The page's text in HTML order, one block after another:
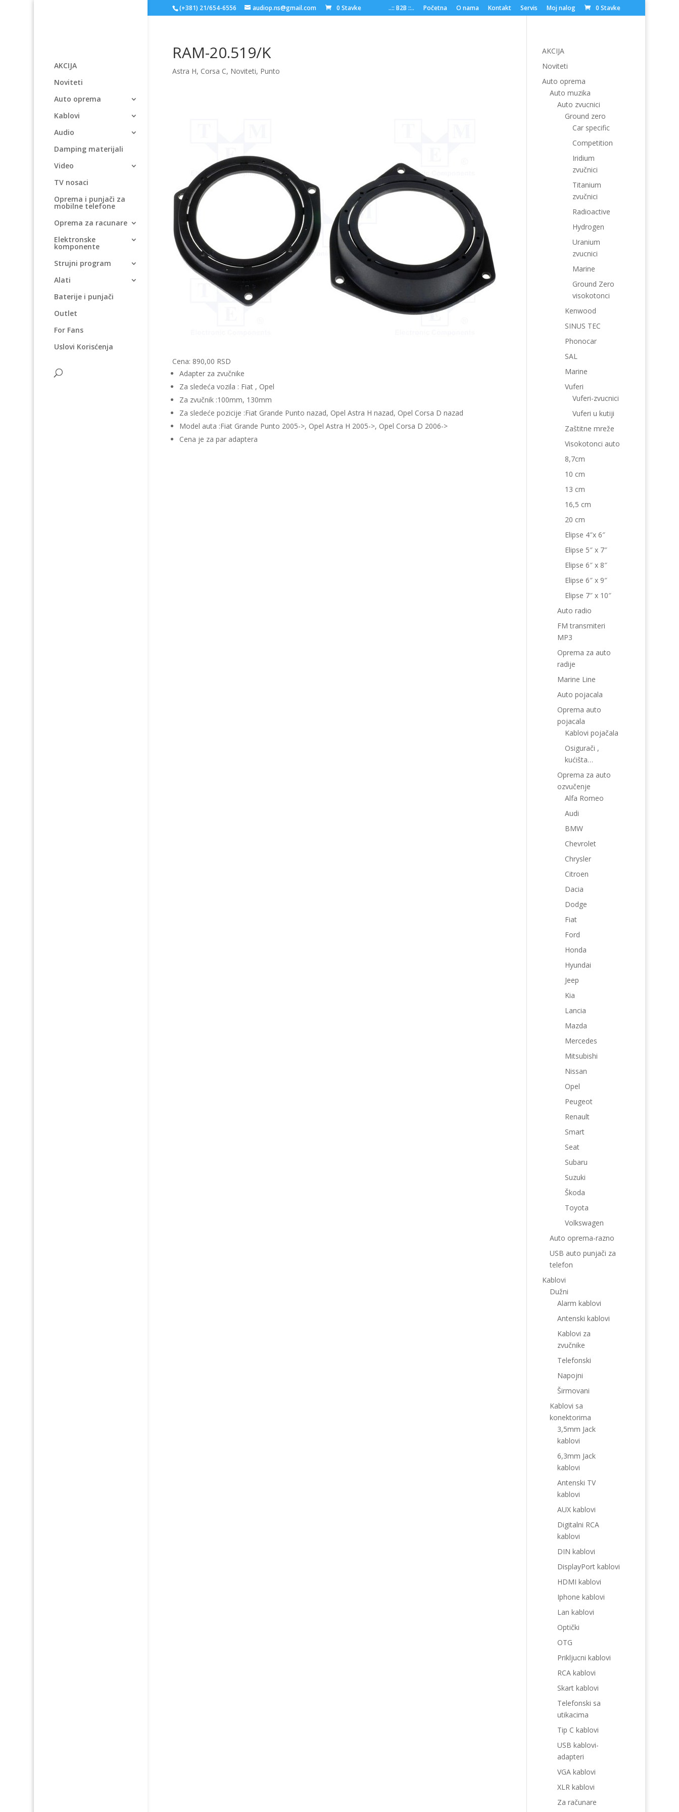
(+381) 21/654-6556 audiop.ns@gmail.com 0 Stavke ..:: B2B ::.. Početna O nama Kontakt Servis Moj nalog 0 Stavke
AKCIJA
Noviteti
Auto oprema
Kablovi
Audio
Damping materijali
Video
TV nosaci
Oprema i punjači za
mobilne telefone
Oprema za racunare
Elektronske
komponente
Strujni program
Alati
Baterije i punjači
Outlet
For Fans
Uslovi Korisćenja
RAM-20.519/K
Astra H, Corsa C, Noviteti, Punto
Cena: 890,00 RSD
Adapter za zvučnike
Za sledeća vozila : Fiat , Opel
Za zvučnik :100mm, 130mm
Za sledeće pozicije :Fiat Grande Punto nazad, Opel Astra H nazad, Opel Corsa D nazad
Model auta :Fiat Grande Punto 2005->, Opel Astra H 2005->, Opel Corsa D 2006->
Cena je za par adaptera
AKCIJA
Noviteti
Auto oprema
Auto muzika
Auto zvucnici
Ground zero
Car specific
Competition
Iridium
zvučnici
Titanium
zvučnici
Radioactive
Hydrogen
Uranium
zvucnici
Marine
Ground Zero
visokotonci
Kenwood
SINUS TEC
Phonocar
SAL
Marine
Vuferi
Vuferi-zvucnici
Vuferi u kutiji
Zaštitne mreže
Visokotonci auto
8,7cm
10 cm
13 cm
16,5 cm
20 cm
Elipse 4″x 6″
Elipse 5″ x 7″
Elipse 6″ x 8″
Elipse 6″ x 9″
Elipse 7″ x 10″
Auto radio
FM transmiteri
MP3
Oprema za auto
radije
Marine Line
Auto pojacala
Oprema auto
pojacala
Kablovi pojačala
Osigurači ,
kućišta…
Oprema za auto
ozvučenje
Alfa Romeo
Audi
BMW
Chevrolet
Chrysler
Citroen
Dacia
Dodge
Fiat
Ford
Honda
Hyundai
Jeep
Kia
Lancia
Mazda
Mercedes
Mitsubishi
Nissan
Opel
Peugeot
Renault
Smart
Seat
Subaru
Suzuki
Škoda
Toyota
Volkswagen
Auto oprema-razno
USB auto punjači za
telefon
Kablovi
Dužni
Alarm kablovi
Antenski kablovi
Kablovi za
zvučnike
Telefonski
Napojni
Širmovani
Kablovi sa
konektorima
3,5mm Jack
kablovi
6,3mm Jack
kablovi
Antenski TV
kablovi
AUX kablovi
Digitalni RCA
kablovi
DIN kablovi
DisplayPort kablovi
HDMI kablovi
Iphone kablovi
Lan kablovi
Optički
OTG
Prikljucni kablovi
RCA kablovi
Skart kablovi
Telefonski sa
utikacima
Tip C kablovi
USB kablovi-
adapteri
VGA kablovi
XLR kablovi
Za računare